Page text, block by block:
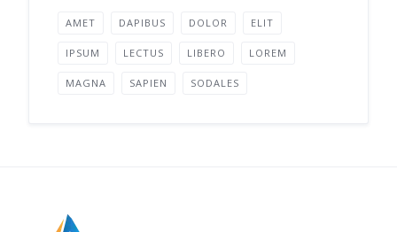
AMET DAPIBUS DOLOR ELIT
IPSUM LECTUS LIBERO LOREM
MAGNA SAPIEN SODALES